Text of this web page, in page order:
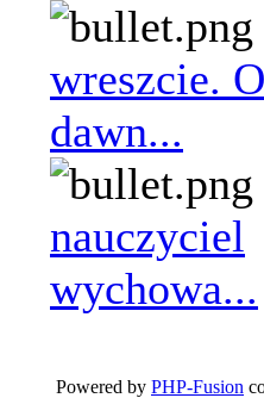
wreszcie.
dawn...
nauczyciel
wychowa...
Powered by PHP-Fusion